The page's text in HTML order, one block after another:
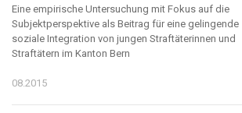
Eine empirische Untersuchung mit Fokus auf die
Subjektperspektive als Beitrag für eine gelingende
soziale Integration von jungen Straftäterinnen und
Straftätern im Kanton Bern
08.2015